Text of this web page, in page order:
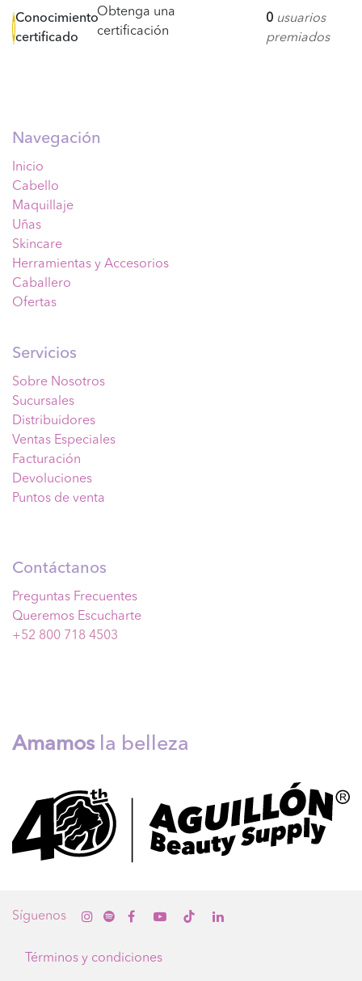
Conocimiento
certificado
Obtenga una
certificación
0 usuarios
premiados
Navegación
Inicio
Cabello
Maquillaje
Uñas
Skincare
Herramientas y Accesorios
Caballero
Ofertas
Servicios
Sobre Nosotros
Sucursales
Distribuidores
Ventas Especiales
Facturación
Devoluciones
Puntos de venta
Contáctanos
Preguntas Frecuentes
Queremos Escucharte
+52 800 718 4503
Amamos la belleza
Síguenos
Términos y condiciones